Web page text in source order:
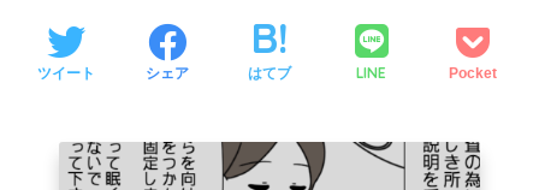
ツイート シェア はてブ LINE Pocket